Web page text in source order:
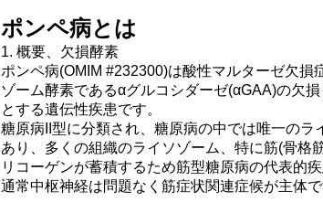
ポンペ病とは
1. 概要、欠損酵素
ポンペ病(OMIM #232300)は酸性マルターゼ欠損
ゾーム酵素であるαグルコシダーゼ(αGAA)の欠
とする遺伝性疾患です。
糖原病II型に分類され、糖原病の中では唯一のラ
あり、多くの組織のライソゾーム、特に筋(骨格
リコーゲンが蓄積するため筋型糖原病の代表的
通常中枢神経は問題なく筋症状関連症候が主体で